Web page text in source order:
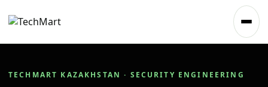
TECHMART KAZAKHSTAN · SECURITY ENGINEERING